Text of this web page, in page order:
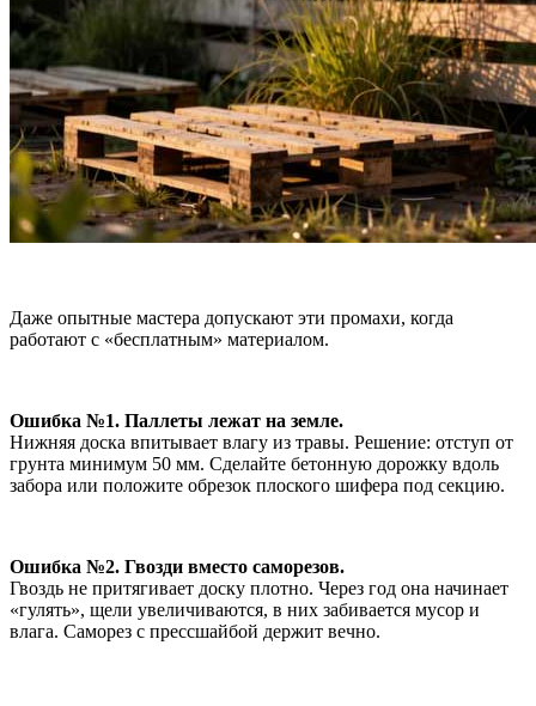
Даже опытные мастера допускают эти промахи, когда
работают с «бесплатным» материалом.
Ошибка №1. Паллеты лежат на земле.
Нижняя доска впитывает влагу из травы. Решение: отступ от
грунта минимум 50 мм. Сделайте бетонную дорожку вдоль
забора или положите обрезок плоского шифера под секцию.
Ошибка №2. Гвозди вместо саморезов.
Гвоздь не притягивает доску плотно. Через год она начинает
«гулять», щели увеличиваются, в них забивается мусор и
влага. Саморез с прессшайбой держит вечно.